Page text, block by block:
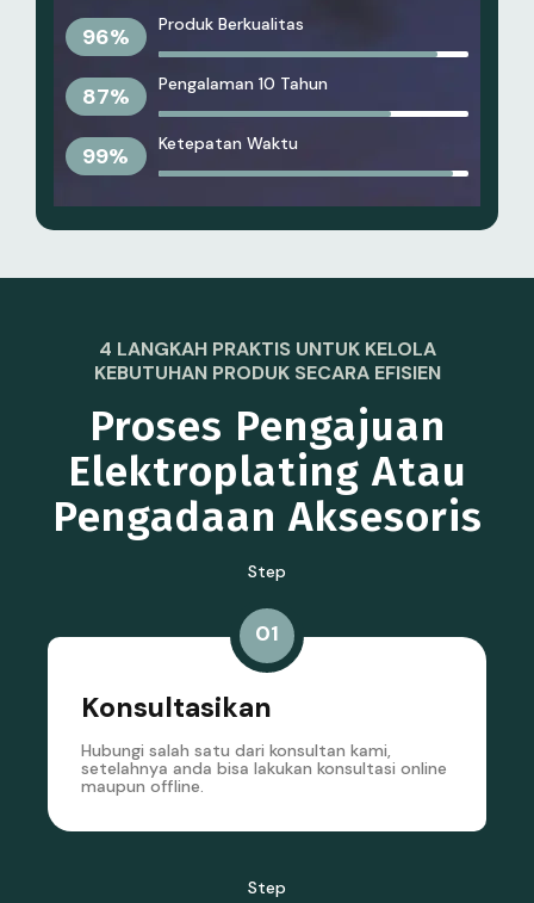
96% Produk Berkualitas
87% Pengalaman 10 Tahun
99% Ketepatan Waktu
4 LANGKAH PRAKTIS UNTUK KELOLA
KEBUTUHAN PRODUK SECARA EFISIEN
Proses Pengajuan
Elektroplating Atau
Pengadaan Aksesoris
Step
01
Konsultasikan
Hubungi salah satu dari konsultan kami,
setelahnya anda bisa lakukan konsultasi online
maupun offline.
Step